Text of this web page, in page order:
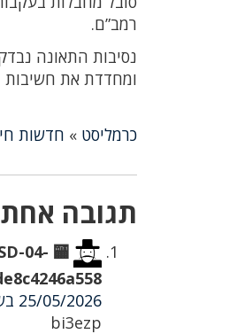
רמב”ם.
נסיבות התאונה
ומחדדת את חשיבות
כרמליסט » חדשות
תגובה אחת
04-
🏧
25/05/2026 בשעה 07:48
bi3ezp